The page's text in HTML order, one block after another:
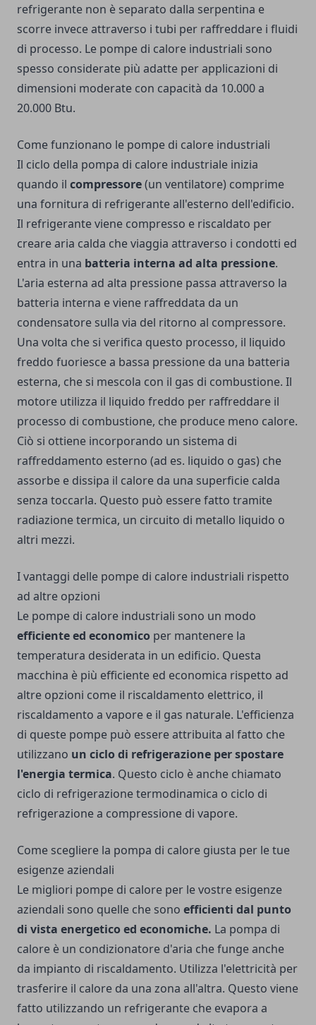
refrigerante non è separato dalla serpentina e
scorre invece attraverso i tubi per raffreddare i fluidi
di processo. Le pompe di calore industriali sono
spesso considerate più adatte per applicazioni di
dimensioni moderate con capacità da 10.000 a
20.000 Btu.
Come funzionano le pompe di calore industriali
Il ciclo della pompa di calore industriale inizia
quando il compressore(un ventilatore) comprime
una fornitura di refrigerante all'esterno dell'edificio.
Il refrigerante viene compresso e riscaldato per
creare aria calda che viaggia attraverso i condotti ed
entra in una batteria interna ad alta pressione.
L'aria esterna ad alta pressione passa attraverso la
batteria interna e viene raffreddata da un
condensatore sulla via del ritorno al compressore.
Una volta che si verifica questo processo, il liquido
freddo fuoriesce a bassa pressione da una batteria
esterna, che si mescola con il gas di combustione. Il
motore utilizza il liquido freddo per raffreddare il
processo di combustione, che produce meno calore.
Ciò si ottiene incorporando un sistema di
raffreddamento esterno (ad es. liquido o gas) che
assorbe e dissipa il calore da una superficie calda
senza toccarla. Questo può essere fatto tramite
radiazione termica, un circuito di metallo liquido o
altri mezzi.
I vantaggi delle pompe di calore industriali rispetto
ad altre opzioni
Le pompe di calore industriali sono un modo
efficiente ed economico per mantenere la
temperatura desiderata in un edificio. Questa
macchina è più efficiente ed economica rispetto ad
altre opzioni come il riscaldamento elettrico, il
riscaldamento a vapore e il gas naturale. L'efficienza
di queste pompe può essere attribuita al fatto che
utilizzano un ciclo di refrigerazione per spostare
l'energia termica. Questo ciclo è anche chiamato
ciclo di refrigerazione termodinamica o ciclo di
refrigerazione a compressione di vapore.
Come scegliere la pompa di calore giusta per le tue
esigenze aziendali
Le migliori pompe di calore per le vostre esigenze
aziendali sono quelle che sono efficienti dal punto
di vista energetico ed economiche. La pompa di
calore è un condizionatore d'aria che funge anche
da impianto di riscaldamento. Utilizza l'elettricità per
trasferire il calore da una zona all'altra. Questo viene
fatto utilizzando un refrigerante che evapora a